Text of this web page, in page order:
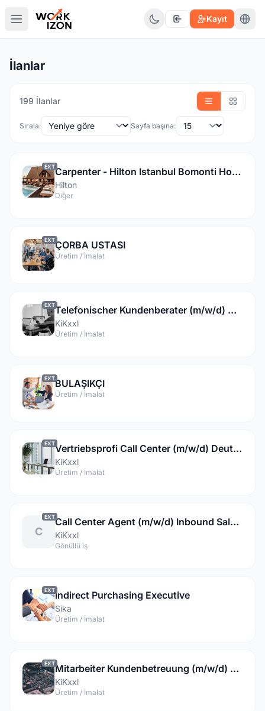
Kayıt
İlanlar
199 İlanlar
Sırala: Sayfa başına:
EXT Carpenter - Hilton Istanbul Bomonti Hotel & Conference Center
Hilton
Diğer
EXTÇORBA USTASI
Üretim / İmalat
EXT Telefonischer Kundenberater (m/w/d) Outbound Bestandskunden Telekommunikation
KiKxxl
Üretim / İmalat
EXTBULAŞIKÇI
Üretim / İmalat
EXT Vertriebsprofi Call Center (m/w/d) Deutsch | Basisgehalt: 1.300,- Euro
KiKxxl
Üretim / İmalat
C
EXT Call Center Agent (m/w/d) Inbound Sales - deutschsprachig
KiKxxl
Gönüllü iş
EXTIndirect Purchasing Executive
Sika
Üretim / İmalat
EXT Mitarbeiter Kundenbetreuung (m/w/d) Deutsch
KiKxxl
Üretim / İmalat